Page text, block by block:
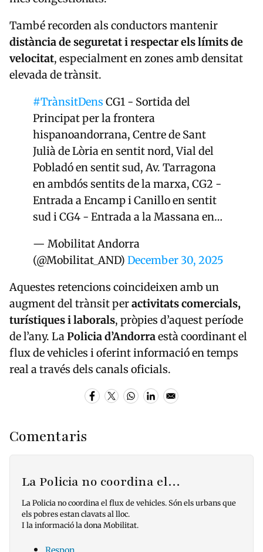
També recorden als conductors mantenir
distància de seguretat i respectar els límits de
velocitat, especialment en zones amb densitat
elevada de trànsit.
#TrànsitDens CG1 - Sortida del
Principat per la frontera
hispanoandorrana, Centre de Sant
Julià de Lòria en sentit nord, Vial del
Pobladó en sentit sud, Av. Tarragona
en ambdós sentits de la marxa, CG2 -
Entrada a Encamp i Canillo en sentit
sud i CG4 - Entrada a la Massana en…
— Mobilitat Andorra
(@Mobilitat_AND) December 30, 2025
Aquestes retencions coincideixen amb un
augment del trànsit peractivitats comercials,
turístiques i laborals, pròpies d’aquest període
de l’any. LaPolicia d’Andorraestà coordinant el
flux de vehicles i oferint informació en temps
real a través dels canals oficials.
Comentaris
La Policia no coordina el…
La Policia no coordina el flux de vehicles. Són els urbans que
els pobres estan clavats al lloc.
I la informació la dona Mobilitat.